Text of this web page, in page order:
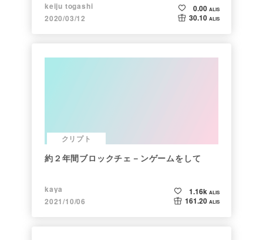
keiju togashi
2020/03/12
0.00 ALIS
30.10 ALIS
クリプト
約２年間ブロックチェ－ンゲームをして
kaya
2021/10/06
1.16k ALIS
161.20 ALIS